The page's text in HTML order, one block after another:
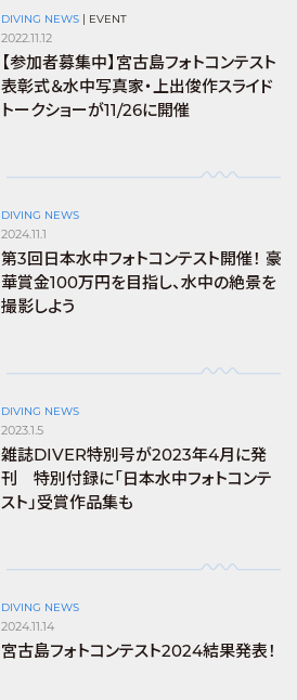
DIVING NEWS EVENT
2022.11.12
【参加者募集中】宮古島フォトコンテスト
表彰式＆水中写真家・上出俊作スライド
トークショーが11/26に開催
DIVING NEWS
2024.11.1
第3回日本水中フォトコンテスト開催！ 豪
華賞金100万円を目指し、水中の絶景を
撮影しよう
DIVING NEWS
2023.1.5
雑誌DIVER特別号が2023年4月に発
刊 特別付録に「日本水中フォトコンテ
スト」受賞作品集も
DIVING NEWS
2024.11.14
宮古島フォトコンテスト2024結果発表！